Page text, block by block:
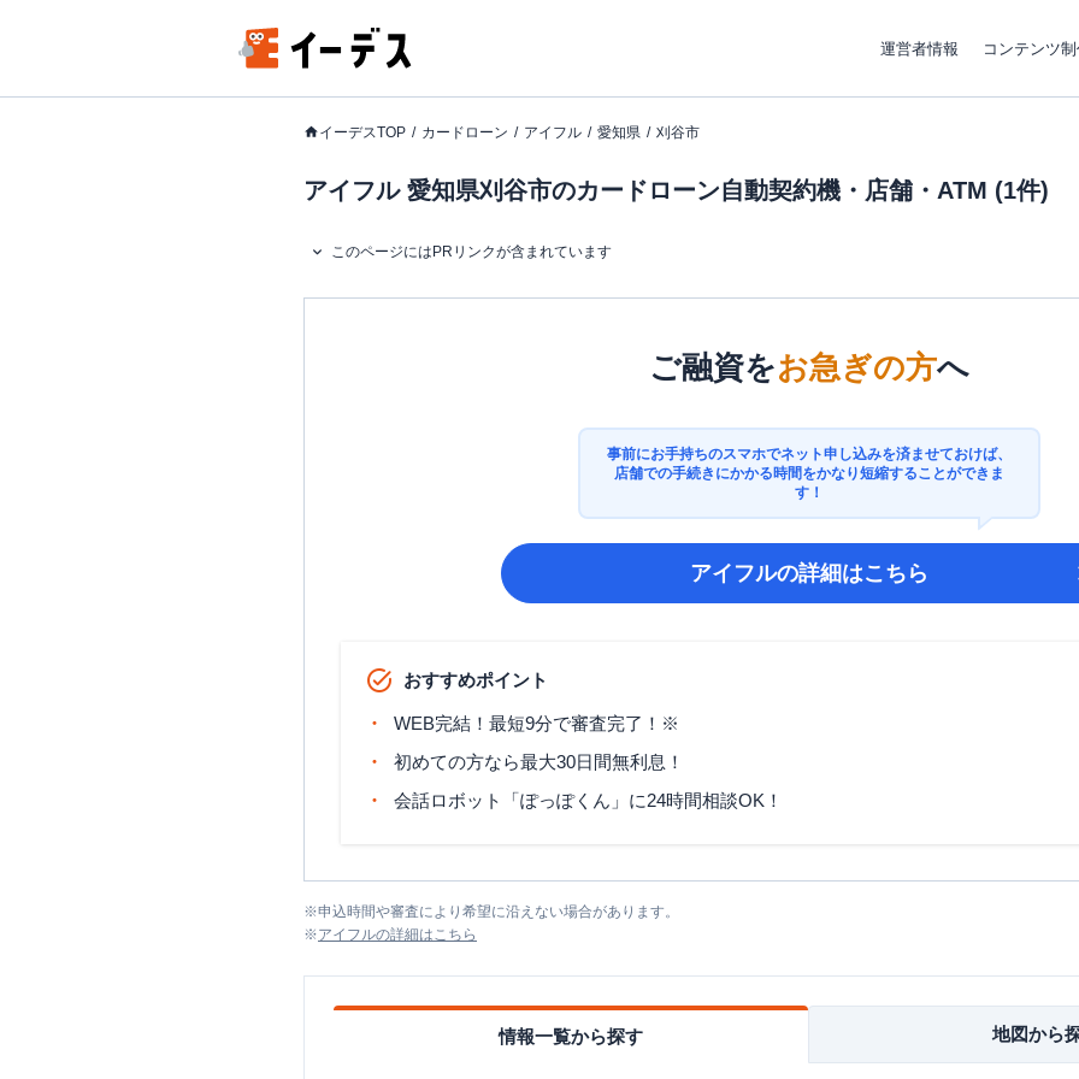
運営者情報 コンテンツ
イーデスTOP カードローン アイフル 愛知県 刈谷市
アイフル 愛知県刈谷市のカードローン自動契約機・店舗・ATM (1件)
このページにはPRリンクが含まれています
ご融資をお急ぎの方へ
事前にお手持ちのスマホでネット申し込みを済ませておけば、
店舗での手続きにかかる時間をかなり短縮することができま
す！
アイフルの詳細はこちら
おすすめポイント
WEB完結！最短9分で審査完了！※
初めての方なら最大30日間無利息！
会話ロボット「ぽっぽくん」に24時間相談OK！
※申込時間や審査により希望に沿えない場合があります。
※アイフルの詳細はこちら
情報一覧から探す 地図から